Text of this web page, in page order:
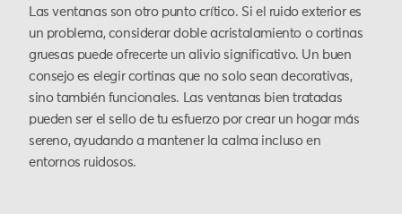
Las ventanas son otro punto crítico. Si el ruido exterior es
un problema, considerar doble acristalamiento o cortinas
gruesas puede ofrecerte un alivio significativo. Un buen
consejo es elegir cortinas que no solo sean decorativas,
sino también funcionales. Las ventanas bien tratadas
pueden ser el sello de tu esfuerzo por crear un hogar más
sereno, ayudando a mantener la calma incluso en
entornos ruidosos.